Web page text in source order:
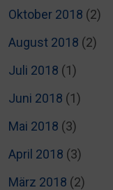
Oktober 2018 (2)
August 2018 (2)
Juli 2018 (1)
Juni 2018 (1)
Mai 2018 (3)
April 2018 (3)
März 2018 (2)